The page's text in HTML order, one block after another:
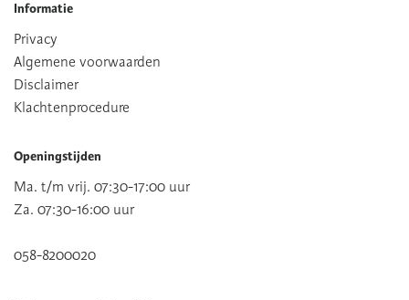
Informatie
Privacy
Algemene voorwaarden
Disclaimer
Klachtenprocedure
Openingstijden
Ma. t/m vrij. 07:30-17:00 uur
Za. 07:30-16:00 uur
058-8200020